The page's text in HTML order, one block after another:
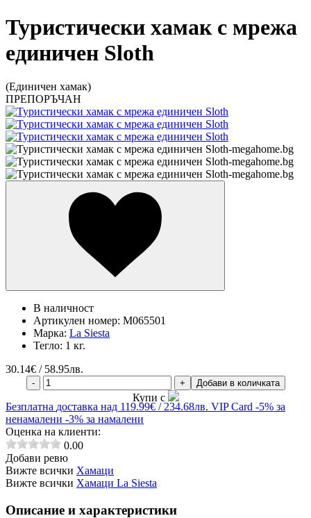
Туристически хамак с мрежа
единичен Sloth
(Единичен хамак)
ПРЕПОРЪЧАН
В наличност
Артикулен номер: M065501
Марка: La Siesta
Тегло: 1 кг.
30.14€ / 58.95лв.
- + Добави в количката
Купи с
Безплатна доставка над 119.99€ / 234.68лв. VIP Card -5% за
ненамалени -3% за намалени
Оценка на клиенти:
0.00
Добави ревю
Вижте всички Хамаци
Вижте всички Хамаци La Siesta
Описание и характеристики